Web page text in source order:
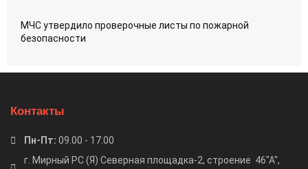
МЧС утвердило проверочные листы по пожарной
безопасности
Контакты
Пн-Пт: 09.00 - 17.00
г. Мирный РС (Я) Северная площадка-2, строение 46"А",